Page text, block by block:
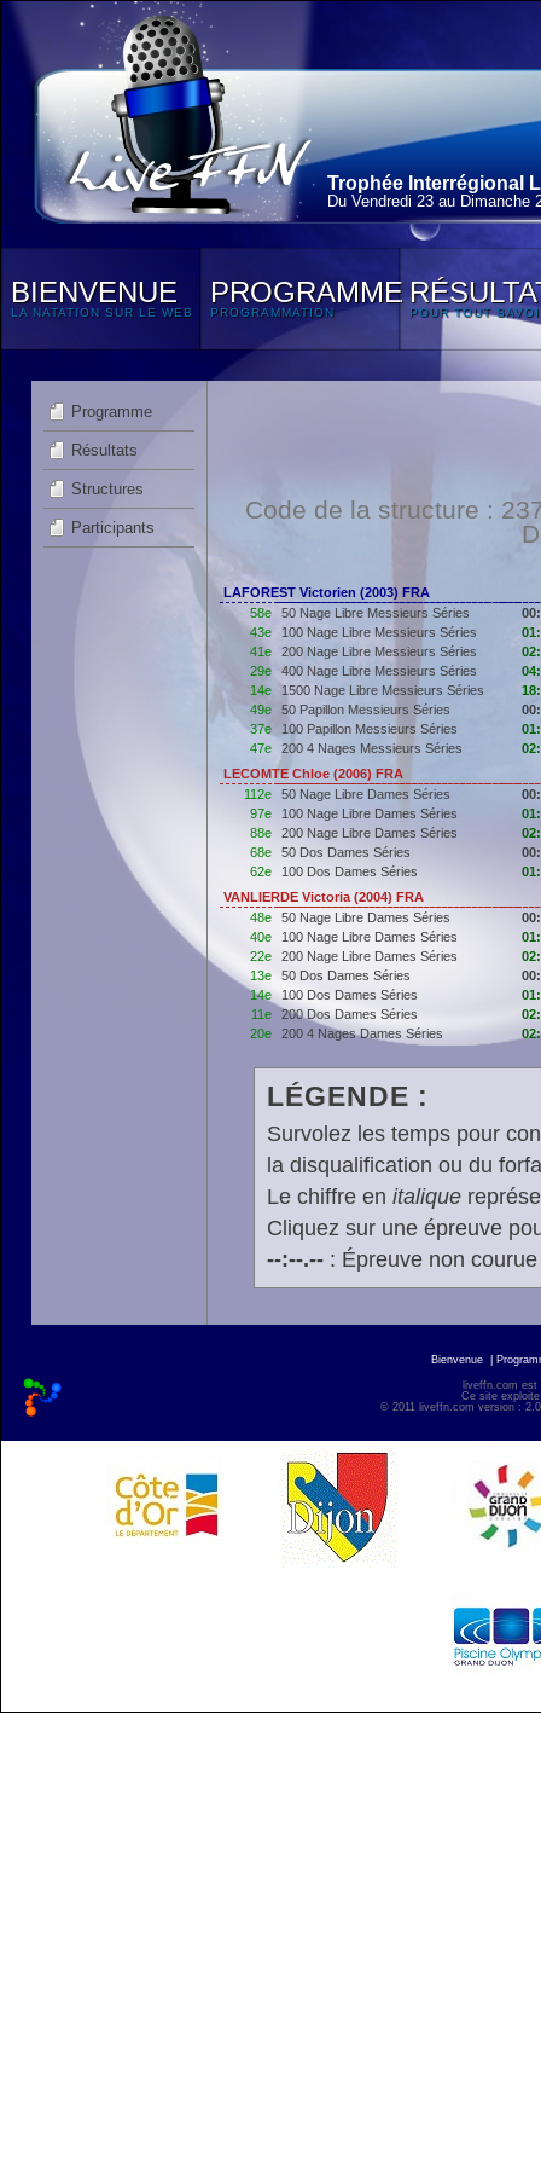
Trophée Interrégional
Du Vendredi 23 au Dimanche
BIENVENUE
LA NATATION SUR LE WEB
PROGRAMME
PROGRAMMATION POUR TOUT
Programme
Résultats
Structures
Participants
Code de la structure :
LAFOREST Victorien (2003) FRA
58e
50 Nage Libre Messieurs Séries
43e
100 Nage Libre Messieurs Séries
41e
200 Nage Libre Messieurs Séries
29e
400 Nage Libre Messieurs Séries
14e
1500 Nage Libre Messieurs Séries
49e
50 Papillon Messieurs Séries
37e
100 Papillon Messieurs Séries
47e
200 4 Nages Messieurs Séries
LECOMTE Chloe (2006) FRA
112e
50 Nage Libre Dames Séries
97e
100 Nage Libre Dames Séries
88e
200 Nage Libre Dames Séries
68e
50 Dos Dames Séries
62e
100 Dos Dames Séries
VANLIERDE Victoria (2004) FRA
48e
50 Nage Libre Dames Séries
40e
100 Nage Libre Dames Séries
22e
200 Nage Libre Dames Séries
13e
50 Dos Dames Séries
14e
100 Dos Dames Séries
11e
200 Dos Dames Séries
20e
200 4 Nages Dames Séries
LÉGENDE :
Survolez les temps pour
la disqualification ou du
Le chiffre en italique
Cliquez sur une épreuve
--:--.--: Épreuve non
Bienvenue
liveffn.com est
Ce site
© 2011 liveffn.com version :